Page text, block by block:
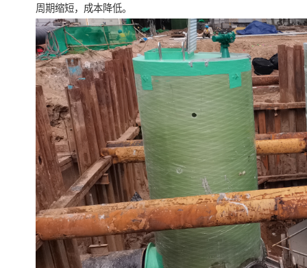
周期缩短，成本降低。